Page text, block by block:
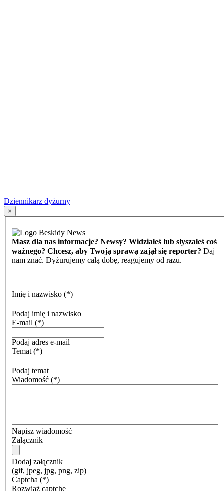
Dziennikarz dyżurny
×
Masz dla nas informacje? Newsy? Widziałeś lub słyszałeś coś
ważnego? Chcesz, aby Twoją sprawą zajął się reporter? Daj
nam znać. Dyżurujemy całą dobę, reagujemy od razu.
Imię i nazwisko (*)
Podaj imię i nazwisko
E-mail (*)
Podaj adres e-mail
Temat (*)
Podaj temat
Wiadomość (*)
Napisz wiadomość
Załącznik
Dodaj załącznik
(gif, jpeg, jpg, png, zip)
Captcha (*)
Rozwiąż captchę